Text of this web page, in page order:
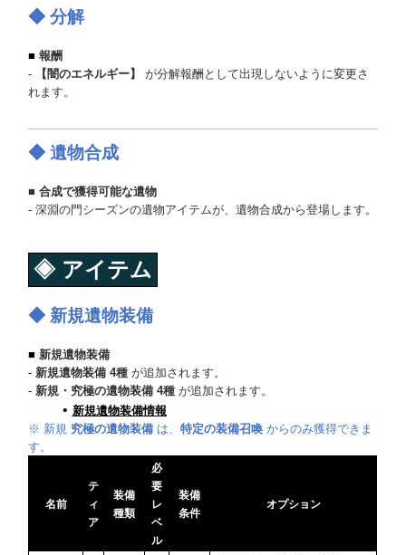
◆ 分解
■報酬
-
【闇のエネルギー】
が分解報酬として出現しないように変更さ
れます。
◆遺物合成
■ 合成で獲得可能な遺物
- 深淵の門シーズンの遺物アイテムが、遺物合成から登場します。
◈ アイテム
◆ 新規遺物装備
■新規遺物装備
-新規遺物装備 4種 が追加されます。
-新規・究極の遺物装備 4種 が追加されます。
新規遺物装備情報
※ 新規 究極の遺物装備 は、特定の装備召喚 からのみ獲得できま
す。
名前
テ
ィ
ア
装備
種類
必
要
レ
ベ
ル
装備
条件
オプション